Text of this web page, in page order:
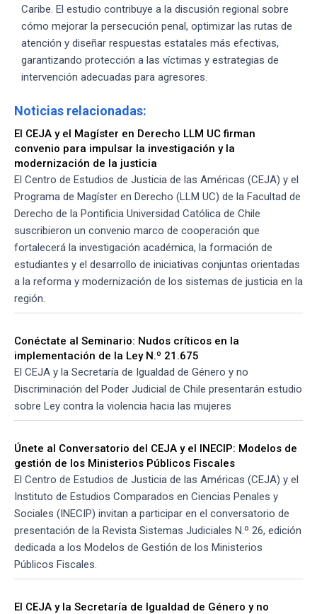
Caribe. El estudio contribuye a la discusión regional sobre
cómo mejorar la persecución penal, optimizar las rutas de
atención y diseñar respuestas estatales más efectivas,
garantizando protección a las víctimas y estrategias de
intervención adecuadas para agresores.
Noticias relacionadas:
El CEJA y el Magíster en Derecho LLM UC firman
convenio para impulsar la investigación y la
modernización de la justicia
El Centro de Estudios de Justicia de las Américas (CEJA) y el
Programa de Magíster en Derecho (LLM UC) de la Facultad de
Derecho de la Pontificia Universidad Católica de Chile
suscribieron un convenio marco de cooperación que
fortalecerá la investigación académica, la formación de
estudiantes y el desarrollo de iniciativas conjuntas orientadas
a la reforma y modernización de los sistemas de justicia en la
región.
Conéctate al Seminario: Nudos críticos en la
implementación de la Ley N.º 21.675
El CEJA y la Secretaría de Igualdad de Género y no
Discriminación del Poder Judicial de Chile presentarán estudio
sobre Ley contra la violencia hacia las mujeres
Únete al Conversatorio del CEJA y el INECIP: Modelos de
gestión de los Ministerios Públicos Fiscales
El Centro de Estudios de Justicia de las Américas (CEJA) y el
Instituto de Estudios Comparados en Ciencias Penales y
Sociales (INECIP) invitan a participar en el conversatorio de
presentación de la Revista Sistemas Judiciales N.º 26, edición
dedicada a los Modelos de Gestión de los Ministerios
Públicos Fiscales.
El CEJA y la Secretaría de Igualdad de Género y no